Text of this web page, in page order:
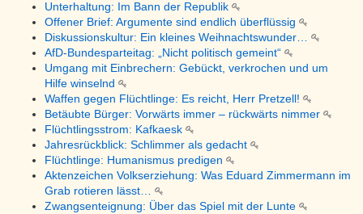
Unterhaltung: Im Bann der Republik
Offener Brief: Argumente sind endlich überflüssig
Diskussionskultur: Ein kleines Weihnachtswunder…
AfD-Bundesparteitag: „Nicht politisch gemeint“
Umgang mit Einbrechern: Gebückt, verkrochen und um
Hilfe winselnd
Waffen gegen Flüchtlinge: Es reicht, Herr Pretzell!
Betäubte Bürger: Vorwärts immer – rückwärts nimmer
Flüchtlingsstrom: Kafkaesk
Jahresrückblick: Schlimmer als gedacht
Flüchtlinge: Humanismus predigen
Aktenzeichen Volkserziehung: Was Eduard Zimmermann im
Grab rotieren lässt…
Zwangsenteignung: Über das Spiel mit der Lunte